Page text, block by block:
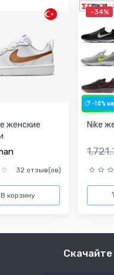
женские
32 отзыв(ов)
В корзину
-34%
-10%
Nike
1,721.